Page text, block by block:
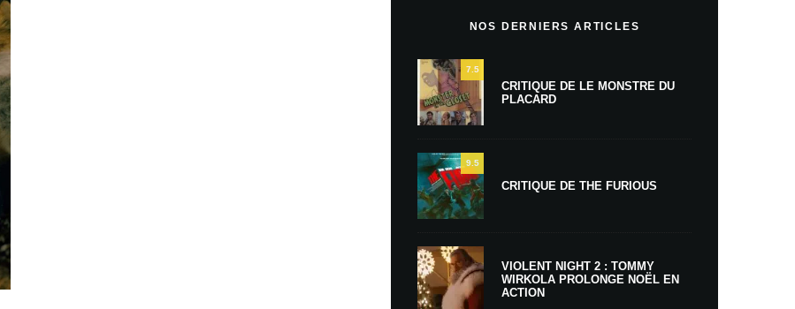
NOS DERNIERS ARTICLES
7.5
CRITIQUE DE LE MONSTRE DU
PLACARD
9.5
CRITIQUE DE THE FURIOUS
VIOLENT NIGHT 2 : TOMMY
WIRKOLA PROLONGE NOËL EN
ACTION